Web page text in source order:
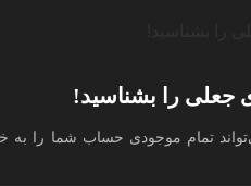
جعلی را بشناسید!
تمام موجودی حساب شما را به